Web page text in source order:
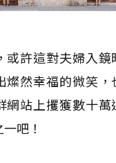
或許這對夫婦入鏡
燦然幸福的微笑，
網站上攫獲數十萬
吧！